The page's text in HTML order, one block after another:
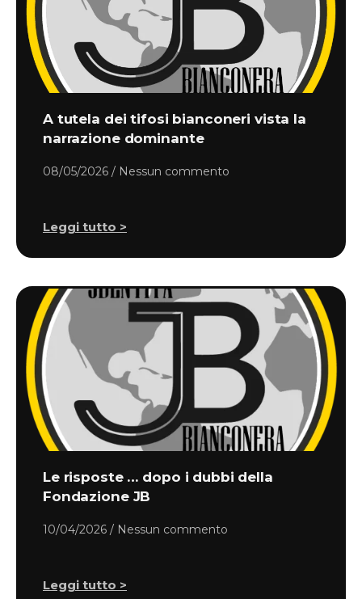
A tutela dei tifosi bianconeri vista la
narrazione dominante
08/05/2026 Nessun commento
Leggi tutto >
Le risposte … dopo i dubbi della
Fondazione JB
10/04/2026 Nessun commento
Leggi tutto >